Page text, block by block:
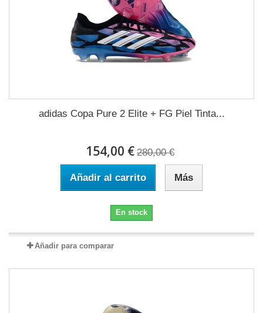
adidas Copa Pure 2 Elite + FG Piel Tinta...
154,00 € 280,00 €
Añadir al carrito Más
En stock
Añadir para comparar